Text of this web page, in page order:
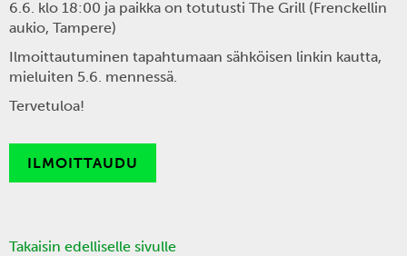
6.6. klo 18:00 ja paikka on totutusti The Grill (Frenckellin
aukio, Tampere)
Ilmoittautuminen tapahtumaan sähköisen linkin kautta,
mieluiten 5.6. mennessä.
Tervetuloa!
ILMOITTAUDU
Takaisin edelliselle sivulle